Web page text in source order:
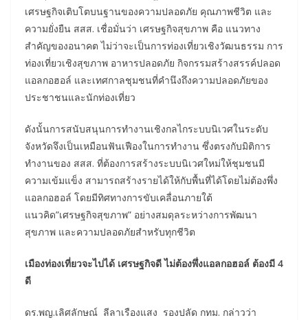
เศรษฐกิจเติบโตบนฐานของความปลอดภัย คุณภาพชีวิต และ
ความยั่งยืน สสส. เชื่อมั่นว่า เศรษฐกิจสุขภาพ คือ แนวทาง
สำคัญของอนาคต ไม่ว่าจะเป็นการท่องเที่ยวเชิงวัฒนธรรม การ
ท่องเที่ยวเชิงสุขภาพ อาหารปลอดภัย กิจกรรมสร้างสรรค์ปลอด
แอลกอฮอล์ และเทศกาลชุมชนที่คำนึงถึงความปลอดภัยของ
ประชาชนและนักท่องเที่ยว
ดังนั้นการสนับสนุนการทำงานเชิงกลไกระบบนิเวศในระดับ
จังหวัดจึงเป็นเหมือนฟันเฟืองในการทำงาน ซึ่งตรงกับมิติการ
ทำงานของ สสส. ที่ต้องการสร้างระบบนิเวศใหม่ให้ชุมชนมี
ความเข้มแข็ง สามารถสร้างรายได้ให้กับพื้นที่ได้โดยไม่ต้องพึ่ง
แอลกอฮอล์ โดยมีทิศทางการขับเคลื่อนภายใต้
แนวคิด”เศรษฐกิจสุขภาพ” อย่างสมดุลระหว่างการพัฒนา
สุขภาพ และความปลอดภัยสำหรับทุกชีวิต
เมืองท่องเที่ยวจะไปได้ เศรษฐกิจดี ไม่ต้องพึ่งแอลกอฮอล์ ต้องมี 4
ดี
ดร.พญ.เลิศลักษณ์ ลีลาเรืองแสง รองปลัด กทม. กล่าวว่า